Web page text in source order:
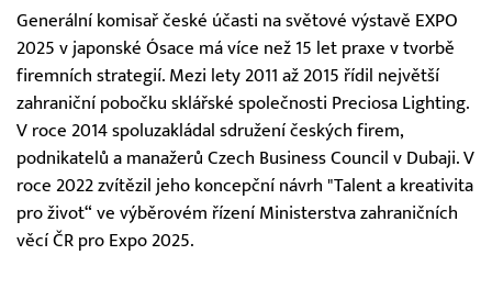
Generální komisař české účasti na světové výstavě EXPO
2025 v japonské Ósace má více než 15 let praxe v tvorbě
firemních strategií. Mezi lety 2011 až 2015 řídil největší
zahraniční pobočku sklářské společnosti Preciosa Lighting.
V roce 2014 spoluzakládal sdružení českých firem,
podnikatelů a manažerů Czech Business Council v Dubaji. V
roce 2022 zvítězil jeho koncepční návrh "Talent a kreativita
pro život“ ve výběrovém řízení Ministerstva zahraničních
věcí ČR pro Expo 2025.